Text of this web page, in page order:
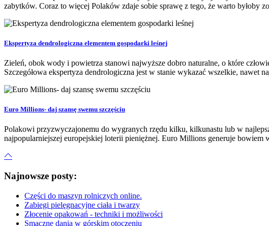
zabytków. Coraz to więcej Polaków zdaje sobie sprawę z tego, że warto byłoby
Ekspertyza dendrologiczna elementem gospodarki leśnej
Zieleń, obok wody i powietrza stanowi najwyższe dobro naturalne, o które
Szczegółowa ekspertyza dendrologiczna jest w stanie wykazać wszelkie, nawet
Euro Millions- daj szansę swemu szczęściu
Polakowi przyzwyczajonemu do wygranych rzędu kilku, kilkunastu lub w
najpopularniejszej europejskiej loterii pieniężnej. Euro Millions generuje bowiem
Najnowsze posty:
Części do maszyn rolniczych online.
Zabiegi pielęgnacyjne ciała i twarzy
Złocenie opakowań - techniki i możliwości
Smaczne dania w górskim otoczeniu